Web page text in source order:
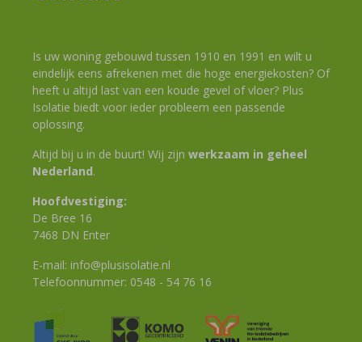
Is uw woning gebouwd tussen 1910 en 1991 en wilt u
eindelijk eens afrekenen met die hoge energiekosten? Of
heeft u altijd last van een koude gevel of vloer? Plus
Isolatie biedt voor ieder probleem een passende
oplossing.
Altijd bij u in de buurt! Wij zijn werkzaam in geheel
Nederland.
Hoofdvestiging:
De Bree 16
7468 DN Enter
E-mail: info@plusisolatie.nl
Telefoonnummer: 0548 - 54 76 16